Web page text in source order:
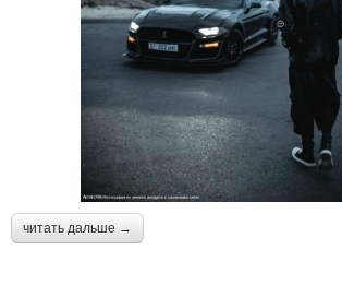
читать дальше →